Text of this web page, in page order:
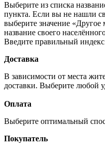
Выберите из списка
пункта. Если вы не нашли
выберите значение
название своего
Введите правильный
Доставка
В зависимости от места
доставки. Выберите любой
Оплата
Выберите оптимальный
Покупатель